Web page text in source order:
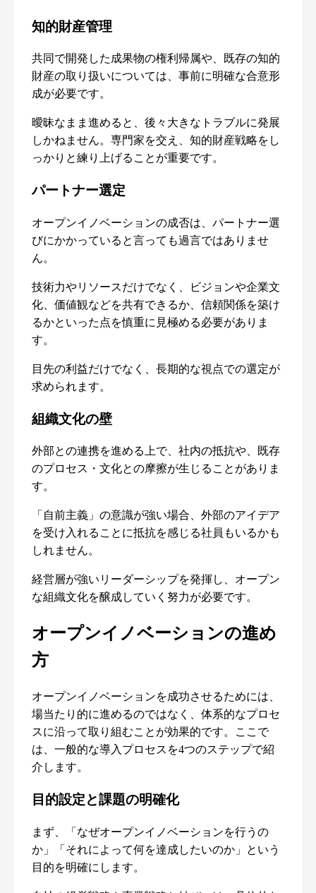
知的財産管理
共同で開発した成果物の権利帰属や、既存の知的
財産の取り扱いについては、事前に明確な合意形
成が必要です。
曖昧なまま進めると、後々大きなトラブルに発展
しかねません。専門家を交え、知的財産戦略をし
っかりと練り上げることが重要です。
パートナー選定
オープンイノベーションの成否は、パートナー選
びにかかっていると言っても過言ではありませ
ん。
技術力やリソースだけでなく、ビジョンや企業文
化、価値観などを共有できるか、信頼関係を築け
るかといった点を慎重に見極める必要がありま
す。
目先の利益だけでなく、長期的な視点での選定が
求められます。
組織文化の壁
外部との連携を進める上で、社内の抵抗や、既存
のプロセス・文化との摩擦が生じることがありま
す。
「自前主義」の意識が強い場合、外部のアイデア
を受け入れることに抵抗を感じる社員もいるかも
しれません。
経営層が強いリーダーシップを発揮し、オープン
な組織文化を醸成していく努力が必要です。
オープンイノベーションの進め
方
オープンイノベーションを成功させるためには、
場当たり的に進めるのではなく、体系的なプロセ
スに沿って取り組むことが効果的です。ここで
は、一般的な導入プロセスを4つのステップで紹
介します。
目的設定と課題の明確化
まず、「なぜオープンイノベーションを行うの
か」「それによって何を達成したいのか」という
目的を明確にします。